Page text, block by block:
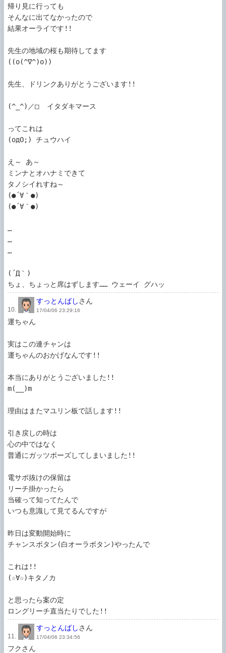
帰り見に行っても
そんなに出てなかったので
結果オーライです!!
先生の地域の桜も期待してます
((o(^∇^)o))
先生、ドリンクありがとうございます!!
(^_^)／□  イタダキマース
ってこれは
(οдО;) チュウハイ
え～ あ～
ミンナとオハナミできて
タノシイれすね～
(●´∀｀●)
(●´∀｀●)
…
…
…
(´Д｀)
ちょ、ちょっと席はずします…… ウェーイ グハッ
10.
すっとんばしさん
17/04/06 23:29:16
運ちゃん
実はこの連チャンは
運ちゃんのおかげなんです!!
本当にありがとうございました!!
m(__)m
理由はまたマユリン板で話します!!
引き戻しの時は
心の中ではなく
普通にガッツポーズしてしまいました!!
電サポ抜けの保留は
リーチ掛かったら
当確って知ってたんで
いつも意識して見てるんですが
昨日は変動開始時に
チャンスボタン(白オーラボタン)やったんで
これは!!
(☆∀☆)キタノカ
と思ったら案の定
11.
すっとんばしさん
17/04/06 23:34:56
フクさん